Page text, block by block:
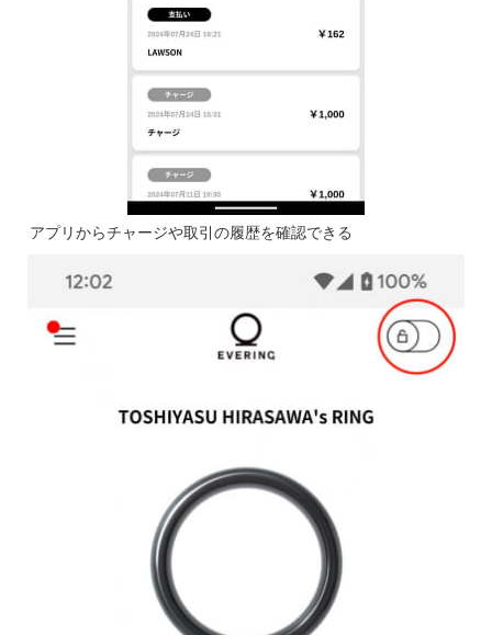
アプリからチャージや取引の履歴を確認できる